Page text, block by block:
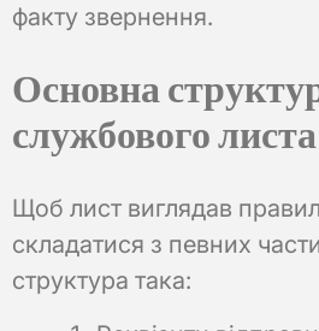
факту звернення.
Основна
службового листа
Щоб лист виглядав
складатися з певних
структура така: